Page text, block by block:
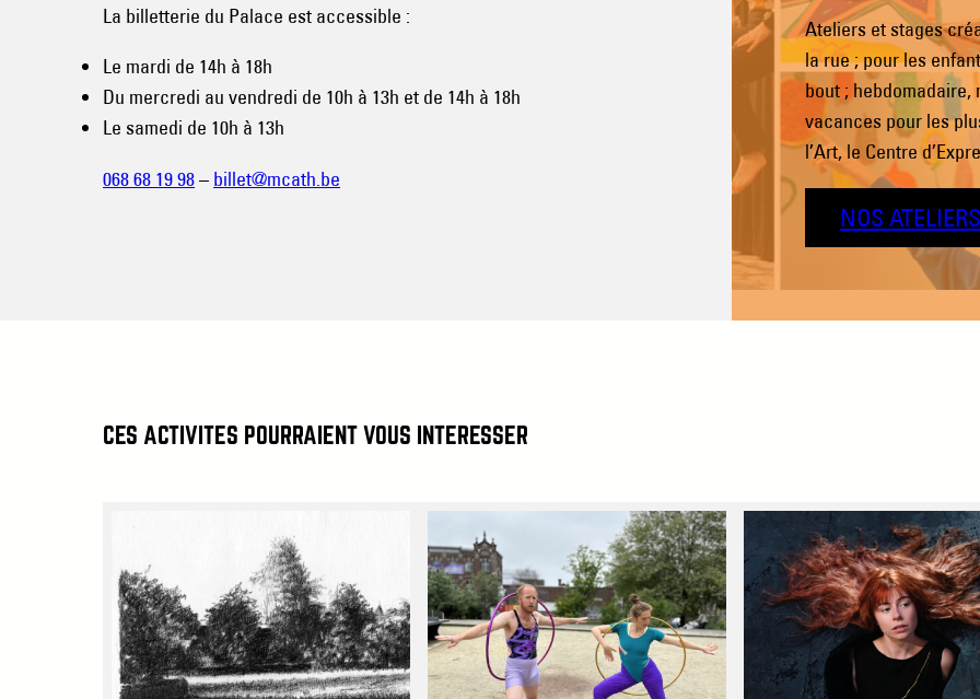
La billetterie du Palace est accessible :
Le mardi de 14h à 18h
Du mercredi au vendredi de 10h à 13h et de 14h à 18h
Le samedi de 10h à 13h
068 68 19 98– billet@mcath.be
Ateliers et stages
la rue ; pour les
bout ;
vacances pour les
l’Art, le Centre
NOS
CES ACTIVITÉS POURRAIENT VOUS INTÉRESSER